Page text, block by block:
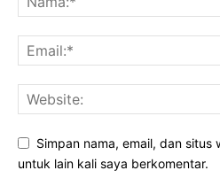
Simpan nama, email, dan situs
untuk lain kali saya berkomentar.